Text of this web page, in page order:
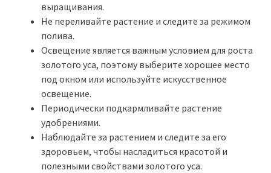
выращивания.
Не переливайте растение и следите за режимом
полива.
Освещение является важным условием для роста
золотого уса, поэтому выберите хорошее место
под окном или используйте искусственное
освещение.
Периодически подкармливайте растение
удобрениями.
Наблюдайте за растением и следите за его
здоровьем, чтобы насладиться красотой и
полезными свойствами золотого уса.